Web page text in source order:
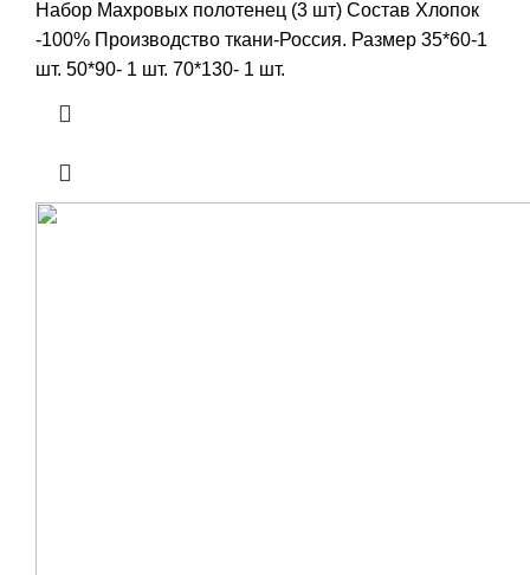
Набор Махровых полотенец (3 шт) Состав Хлопок
-100% Производство ткани-Россия. Размер 35*60-1
шт. 50*90- 1 шт. 70*130- 1 шт.